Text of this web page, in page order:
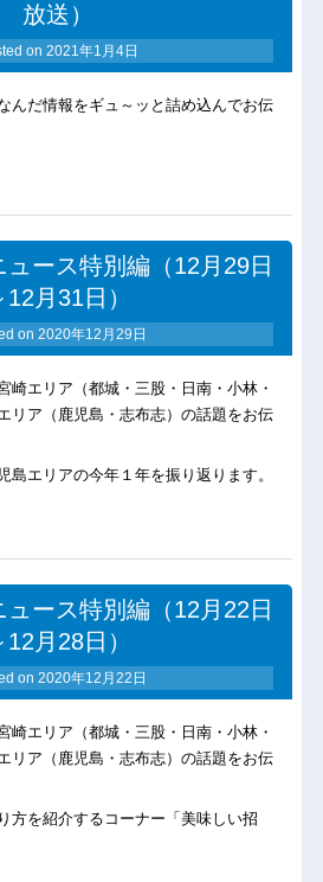
放送）
on 2021年1月4日
んだ情報をギュ～ッと詰め込んでお伝
ース特別編（12月29日
12月31日）
on 2020年12月29日
崎エリア（都城・三股・日南・小林・
リア（鹿児島・志布志）の話題をお伝
島エリアの今年１年を振り返ります。
ース特別編（12月22日
12月28日）
on 2020年12月22日
崎エリア（都城・三股・日南・小林・
リア（鹿児島・志布志）の話題をお伝
方を紹介するコーナー「美味しい招